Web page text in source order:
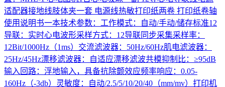
适配器接地线肢体夹一套 电源线热敏打印纸两卷 打印纸卷轴
使用说明书一本技术参数：工作模式：自动/手动/储存标准12
导联：实时心电波形采样方式：12导联同步采集采样率：
12Bit/1000Hz（1ms）交流滤波器：50Hz/60Hz肌电滤波器：
25Hz/45Hz漂移滤波器：自适应漂移滤波共模抑制比：≥95dB
输入回路：浮地输入，具备抗除颤效应频率响应：0.05-
160Hz（-3db）灵敏度：自动/2.5/5/10/20/40（mm/mv）打印机